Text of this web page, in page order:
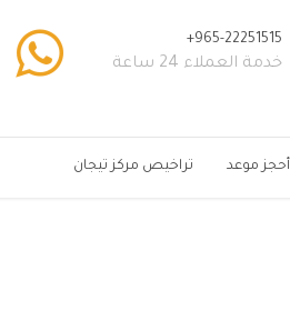
965-22251515+
خدمة العملاء 24 ساعة
أحجز موعد تراخيص مركز تيجان